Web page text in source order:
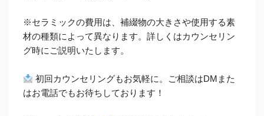
※セラミックの費用は、補綴物の大きさや使用する素
材の種類によって異なります。詳しくはカウンセリン
グ時にご説明いたします。
初回カウンセリングもお気軽に。ご相談はDMまた
はお電話でもお待ちしております！